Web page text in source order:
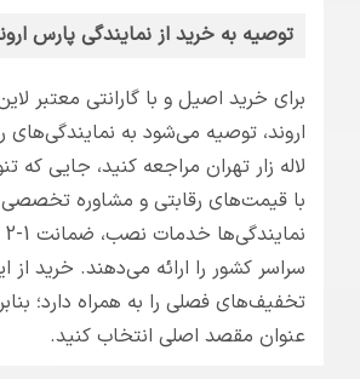
توصیه به خرید از نمایندگی پارس
برای خرید اصیل و با گارانتی معتبر
اروند، توصیه می‌شود به نمایندگی‌های
لاله زار تهران مراجعه کنید، جایی که
با قیمت‌های رقابتی و مشاوره
سراسر کشور را ارائه می‌دهند. خرید از
تخفیف‌های فصلی را به همراه دارد؛
عنوان مقصد اصلی انتخاب کنید.